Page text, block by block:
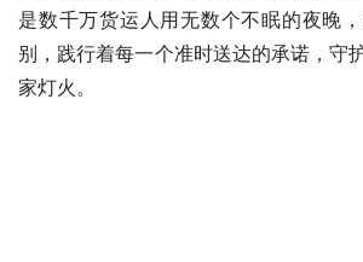
是数千万货运人用无数个不眠的夜晚
别，践行着每一个准时送达的承诺，守
家灯火。